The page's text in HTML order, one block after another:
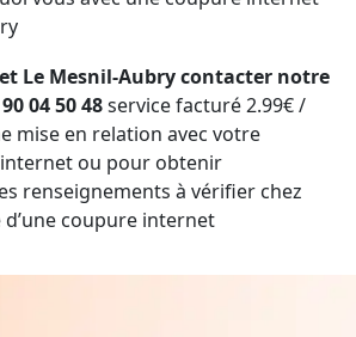
Le Mesnil-Aubry contacter notre
04 50 48service facturé 2.99€ /
mise en relation avec votre
ou pour obtenir
renseignements à vérifier chez
d’une coupure internet